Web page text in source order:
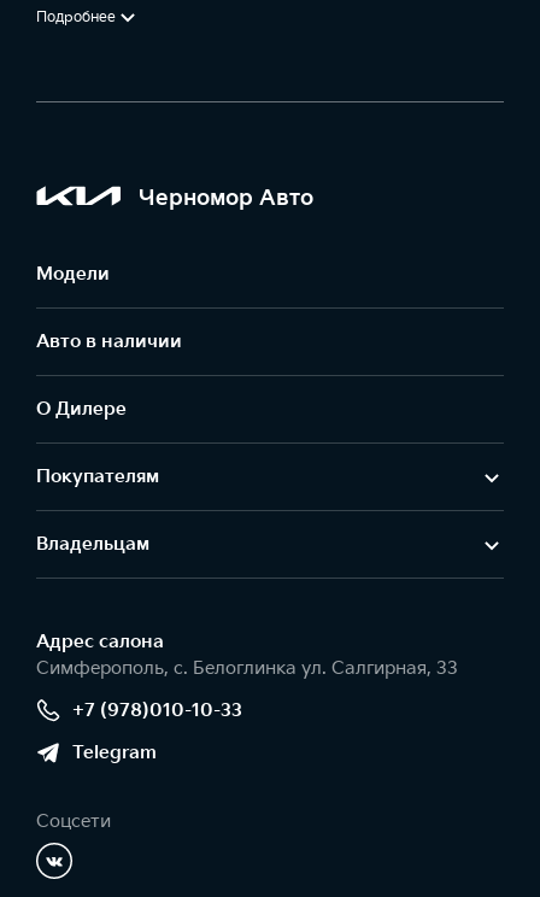
Подробнее
Черномор Авто
Модели
Авто в наличии
О Дилере
Покупателям
Владельцам
Адрес салонa
Симферополь, с. Белоглинка ул. Салгирная, 33
+7 (978)010-10-33
Telegram
Соцсети